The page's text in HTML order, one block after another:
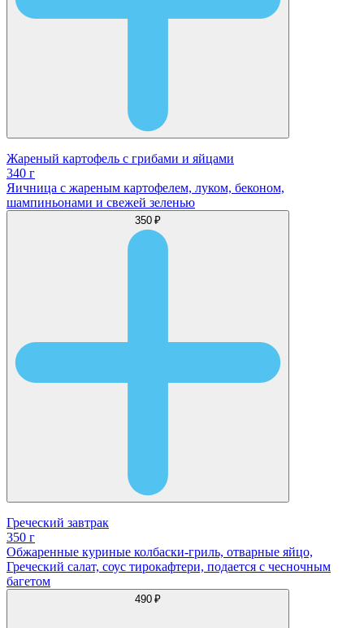
Жареный картофель с грибами и яйцами
340 г
Яичница с жареным картофелем, луком, беконом,
шампиньонами и свежей зеленью
350 ₽
Греческий завтрак
350 г
Обжаренные куриные колбаски-гриль, отварные яйцо,
Греческий салат, соус тирокафтери, подается с чесночным
багетом
490 ₽